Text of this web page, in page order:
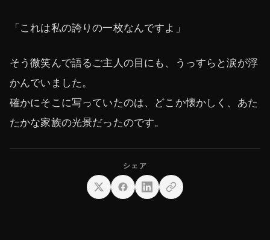
「これは私の誇りの一枚なんですよ」
そう微笑んで語るご主人の目にも、うっすらと涙が浮
かんでいました。
確かにそこに写っていたのは、どこか懐かしく、あた
たかな家族の光景だったのです。